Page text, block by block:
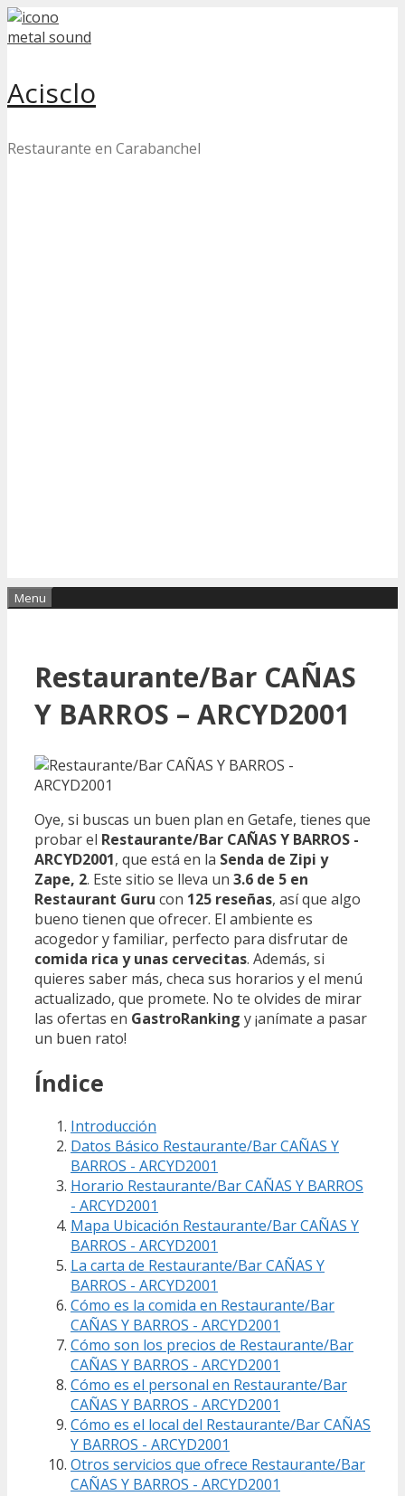
Skip
to
Acisclo
Restaurante en Carabanchel
Menu
Restaurante/Bar CAÑAS
Y BARROS – ARCYD2001
Oye, si buscas un buen plan en Getafe, tienes que
probar el Restaurante/Bar CAÑAS Y BARROS -
ARCYD2001, que está en la Senda de Zipi y
Zape, 2. Este sitio se lleva un 3.6 de 5 en
Restaurant Guru con 125 reseñas, así que algo
bueno tienen que ofrecer. El ambiente es
acogedor y familiar, perfecto para disfrutar de
comida rica y unas cervecitas. Además, si
quieres saber más, checa sus horarios y el menú
actualizado, que promete. No te olvides de mirar
las ofertas en GastroRanking y ¡anímate a pasar
un buen rato!
Índice
Introducción
Datos Básico Restaurante/Bar CAÑAS Y
BARROS - ARCYD2001
Horario Restaurante/Bar CAÑAS Y BARROS
- ARCYD2001
Mapa Ubicación Restaurante/Bar CAÑAS Y
BARROS - ARCYD2001
La carta de Restaurante/Bar CAÑAS Y
BARROS - ARCYD2001
Cómo es la comida en Restaurante/Bar
CAÑAS Y BARROS - ARCYD2001
Cómo son los precios de Restaurante/Bar
CAÑAS Y BARROS - ARCYD2001
Cómo es el personal en Restaurante/Bar
CAÑAS Y BARROS - ARCYD2001
Cómo es el local del Restaurante/Bar CAÑAS
Y BARROS - ARCYD2001
Otros servicios que ofrece Restaurante/Bar
CAÑAS Y BARROS - ARCYD2001